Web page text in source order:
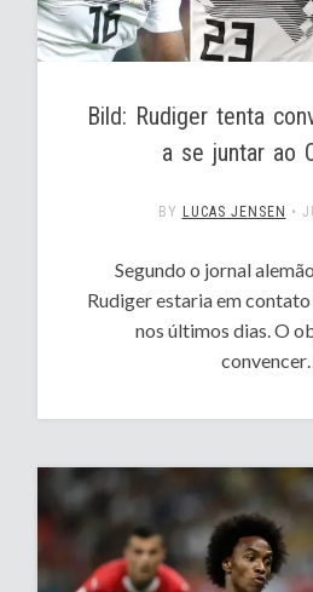
Bild: Rudiger tenta
a se juntar ao
BY LUCAS JENSEN •
Segundo o jornal
Rudiger estaria em
nos últimos dias. O
convencer…